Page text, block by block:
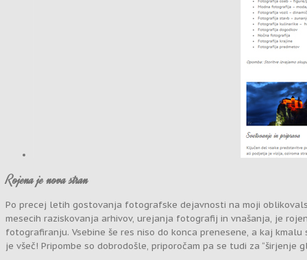
Rojena je nova stran
Po precej letih gostovanja fotografske dejavnosti na moji
mesecih raziskovanja arhivov, urejanja fotografij in vnašanja, je
fotografiranju. Vsebine še res niso do konca prenesene, a kaj kmalu
je všeč! Pripombe so dobrodošle, priporočam pa se tudi za “širjenje